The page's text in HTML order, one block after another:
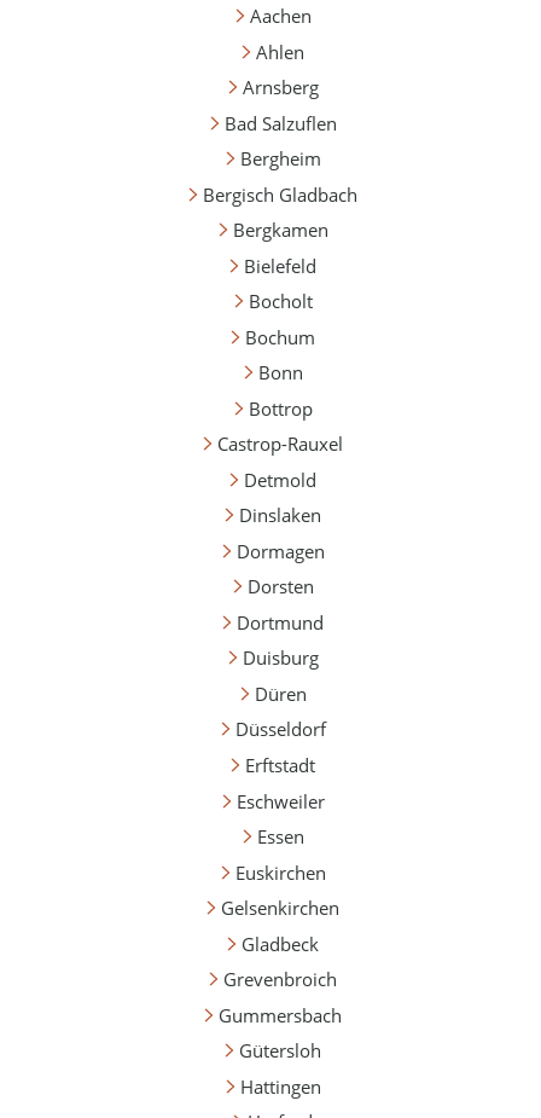
Aachen
Ahlen
Arnsberg
Bad Salzuflen
Bergheim
Bergisch Gladbach
Bergkamen
Bielefeld
Bocholt
Bochum
Bonn
Bottrop
Castrop-Rauxel
Detmold
Dinslaken
Dormagen
Dorsten
Dortmund
Duisburg
Düren
Düsseldorf
Erftstadt
Eschweiler
Essen
Euskirchen
Gelsenkirchen
Gladbeck
Grevenbroich
Gummersbach
Gütersloh
Hattingen